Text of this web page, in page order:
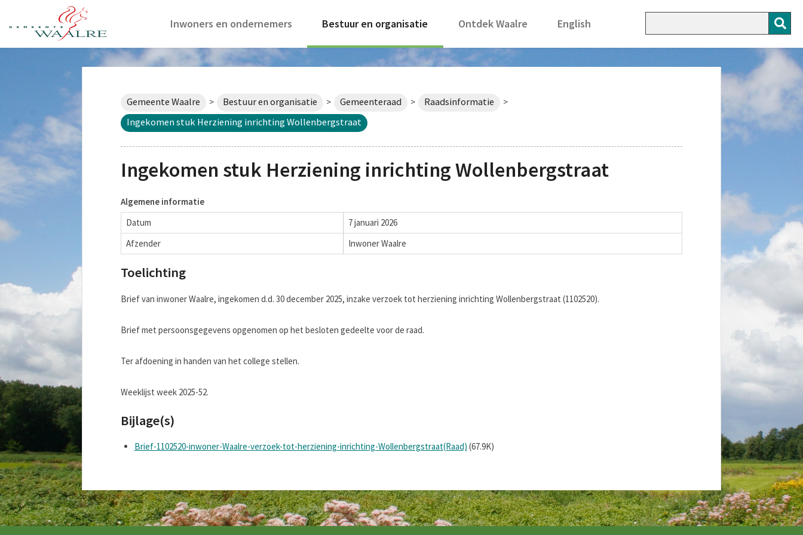
Inwoners en ondernemers Bestuur en organisatie Ontdek Waalre English
Gemeente Waalre > Bestuur en organisatie > Gemeenteraad > Raadsinformatie >
Ingekomen stuk Herziening inrichting Wollenbergstraat
Ingekomen stuk Herziening inrichting Wollenbergstraat
Algemene informatie
Datum
7 januari 2026
Afzender
Inwoner Waalre
Toelichting
Brief van inwoner Waalre, ingekomen d.d. 30 december 2025, inzake verzoek tot herziening inrichting Wollenbergstraat (1102520).
Brief met persoonsgegevens opgenomen op het besloten gedeelte voor de raad.
Ter afdoening in handen van het college stellen.
Weeklijst week 2025-52.
Bijlage(s)
Brief-1102520-inwoner-Waalre-verzoek-tot-herziening-inrichting-Wollenbergstraat(Raad) (67.9K)